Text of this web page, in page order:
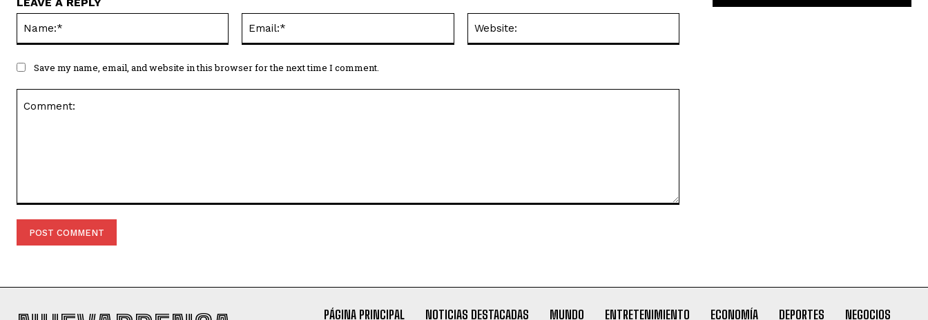
Save my name, email, and website in this browser for the next time I comment.
PÁGINA PRINCIPAL NOTICIAS DESTACADAS MUNDO ENTRETENIMIENTO ECONOMÍA DEPORTES NEGOCIOS